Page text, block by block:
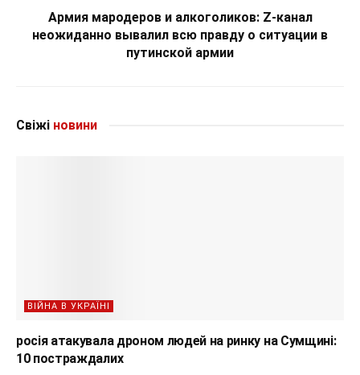
Армия мародеров и алкоголиков: Z-канал
неожиданно вывалил всю правду о ситуации в
путинской армии
Свіжі новини
ВІЙНА В УКРАЇНІ
росія атакувала дроном людей на ринку на Сумщині:
10 постраждалих